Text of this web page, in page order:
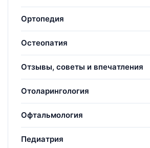
Ортопедия
Остеопатия
Отзывы, советы и впечатления
Отоларингология
Офтальмология
Педиатрия